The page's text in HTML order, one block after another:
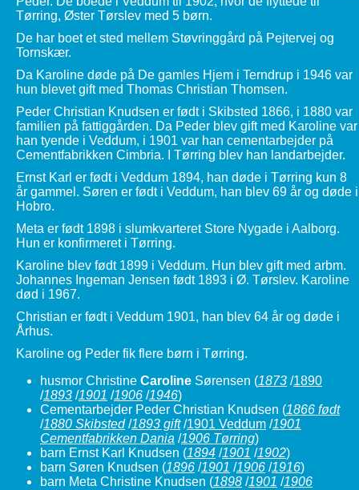
Tørring, Øster Tørslev med 5 børn.
De har boet et sted mellem Støvringgård på Pejtervej og
Tornskær.
Da Karoline døde på De gamles Hjem i Terndrup i 1946 var
hun blevet gift med Thomas Christian Thomsen.
Peder Christian Knudsen er født i Skibsted 1866, i 1880 var
familien på fattiggården. Da Peder blev gift med Karoline var
han tyende i Veddum, i 1901 var han cementarbejder på
Cementfabrikken Cimbria. I Tørring blev han landarbejder.
Ernst Karl er født i Veddum 1894, han døde i Tørring kun 8
år gammel. Søren er født i Veddum, han blev 69 år og døde i
Hobro.
Meta er født 1898 i slumkvarteret Store Nygade i Aalborg.
Hun er konfirmeret i Tørring.
Karoline blev født 1899 i Veddum. Hun blev gift med arbm.
Johannes Ingeman Jensen født 1893 i Ø. Tørslev. Karoline
død i 1967.
Christian er født i Veddum 1901, han blev 64 år og døde i
Århus.
Karoline og Peder fik flere børn i Tørring.
husmor Christine Caroline Sørensen (1873 /1890
/1893 /1901 /1906 /1946)
Cementarbejder Peder Christian Knudsen (1866 født
/1880 Skibsted/1893 gift/1901 Veddum /1901
Cementfabrikken Dania /1906 Tørring)
barn Ernst Karl Knudsen (1894 /1901 /1902)
barn Søren Knudsen (1896 /1901 /1906 /1916)
barn Meta Christine Knudsen (1898 /1901 /1906